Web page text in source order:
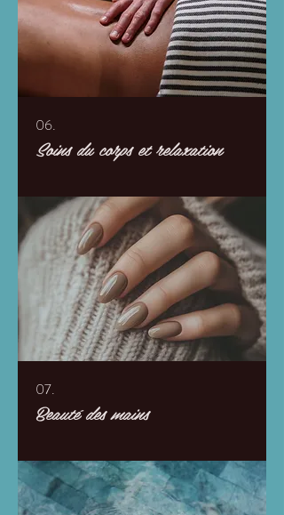
06.
Soins du corps et relaxation
07.
Beauté des mains